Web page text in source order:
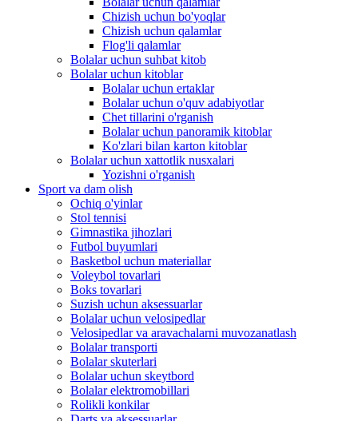
Chizish uchun bo'yoqlar
Chizish uchun qalamlar
Flog'li qalamlar
Bolalar uchun suhbat kitob
Bolalar uchun kitoblar
Bolalar uchun ertaklar
Bolalar uchun o'quv adabiyotlar
Chet tillarini o'rganish
Bolalar uchun panoramik kitoblar
Ko'zlari bilan karton kitoblar
Bolalar uchun xattotlik nusxalari
Yozishni o'rganish
Sport va dam olish
Ochiq o'yinlar
Stol tennisi
Gimnastika jihozlari
Futbol buyumlari
Basketbol uchun materiallar
Voleybol tovarlari
Boks tovarlari
Suzish uchun aksessuarlar
Bolalar uchun velosipedlar
Velosipedlar va aravachalarni muvozanatlash
Bolalar transporti
Bolalar skuterlari
Bolalar uchun skeytbord
Bolalar elektromobillari
Rolikli konkilar